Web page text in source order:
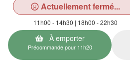
Actuellement fermé...
11h00 - 14h30 | 18h00 - 22h30
À emporter
Précommande pour 11h20